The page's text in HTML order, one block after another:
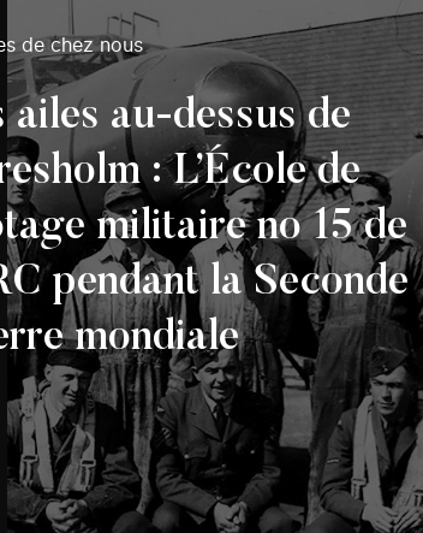
de chez nous
ailes au-dessus de
: L’École de
militaire no 15 de
pendant la Seconde
mondiale